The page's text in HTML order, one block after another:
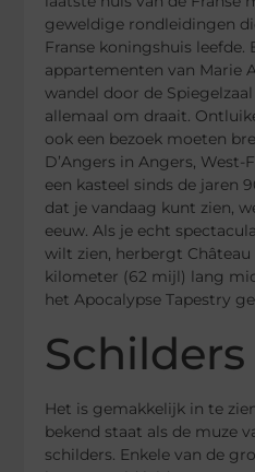
geweldige rondleidingen
Franse koningshuis
appartementen van Marie
wandel door de
allemaal om draait.
ook een bezoek moeten
D’Angers in Angers, West-
een kasteel sinds de jaren
dat je vandaag kunt zien,
eeuw. Als je echt
wilt zien, herbergt Château
kilometer (62 mijl) lang
het Apocalypse Tapestry
Schilders
Het is gemakkelijk in te
bekend staat als de muze
schilders. Enkele van de